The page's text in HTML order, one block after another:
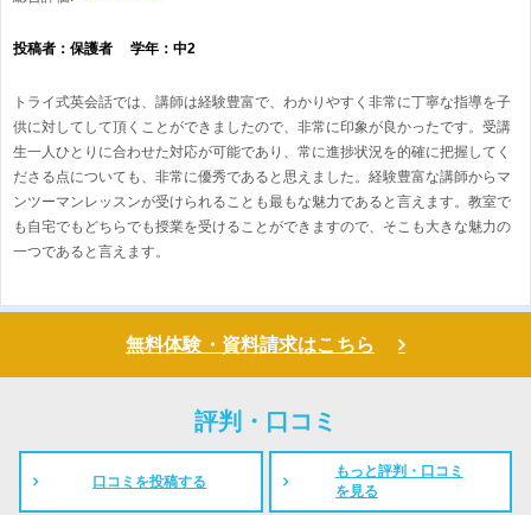
投稿者：保護者 学年：中2
トライ式英会話では、講師は経験豊富で、わかりやすく非常に丁寧な指導を子
供に対してして頂くことができましたので、非常に印象が良かったです。受講
生一人ひとりに合わせた対応が可能であり、常に進捗状況を的確に把握してく
ださる点についても、非常に優秀であると思えました。経験豊富な講師からマ
ンツーマンレッスンが受けられることも最もな魅力であると言えます。教室で
も自宅でもどちらでも授業を受けることができますので、そこも大きな魅力の
一つであると言えます。
無料体験・資料請求はこちら
評判・口コミ
口コミを投稿する
もっと評判・口コミ
を見る